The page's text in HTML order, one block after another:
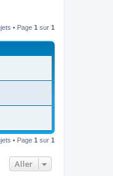
• Page 1 sur 1
• Page 1 sur 1
Aller